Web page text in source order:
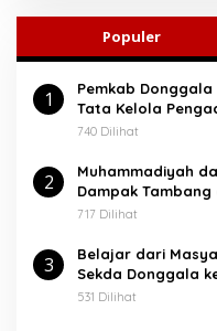
i
n
u
k
Populer
1
Pemkab
Tata Kelola
740 Dilihat
2
Muhammadiyah
Dampak
717 Dilihat
3
Belajar dari
Sekda Donggala
531 Dilihat